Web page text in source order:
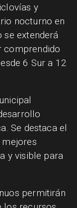
y
nocturno en
se extenderá
comprendido
6 Sur a 12
Se destaca el
y visible para
permitirán